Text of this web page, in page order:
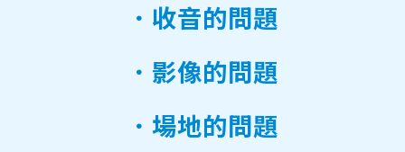
．收音的問題
．影像的問題
．場地的問題